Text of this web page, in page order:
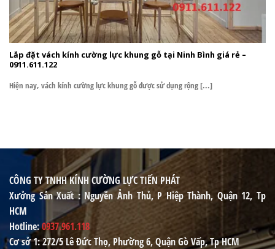
Lắp đặt vách kính cường lực khung gỗ tại Ninh Bình giá rẻ –
0911.611.122
Hiện nay, vách kính cường lực khung gỗ được sử dụng rộng [...]
CÔNG TY TNHH KÍNH CƯỜNG LỰC TIẾN PHÁT
Xưởng Sản Xuất: Nguyễn Ảnh Thủ, P Hiệp Thành, Quận 12, Tp
HCM
Hotline:0937.961.118
Cơ sở 1: 272/5 Lê Đức Thọ, Phường 6, Quận Gò Vấp, Tp HCM